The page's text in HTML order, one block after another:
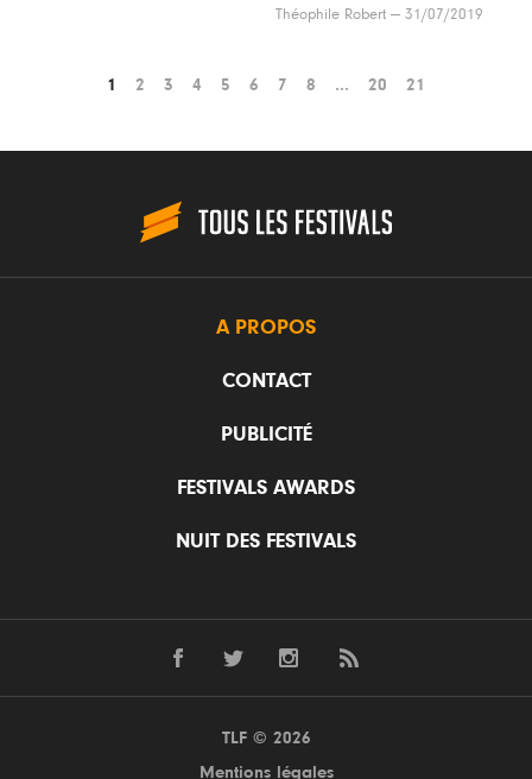
Théophile Robert — 31/07/2019
1 2 3 4 5 6 7 8 ... 20 21
A PROPOS
CONTACT
PUBLICITÉ
FESTIVALS AWARDS
NUIT DES FESTIVALS
TLF © 2026
Mentions légales